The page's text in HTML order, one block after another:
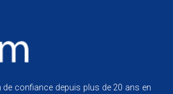
confiance depuis plus de 20 ans en